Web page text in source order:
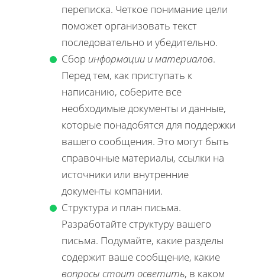
переписка. Четкое понимание цели
поможет организовать текст
последовательно и убедительно.
Сбор информации и материалов.
Перед тем, как приступать к
написанию, соберите все
необходимые документы и данные,
которые понадобятся для поддержки
вашего сообщения. Это могут быть
справочные материалы, ссылки на
источники или внутренние
документы компании.
Структура и план письма.
Разработайте структуру вашего
письма. Подумайте, какие разделы
содержит ваше сообщение, какие
вопросы стоит осветить, в каком